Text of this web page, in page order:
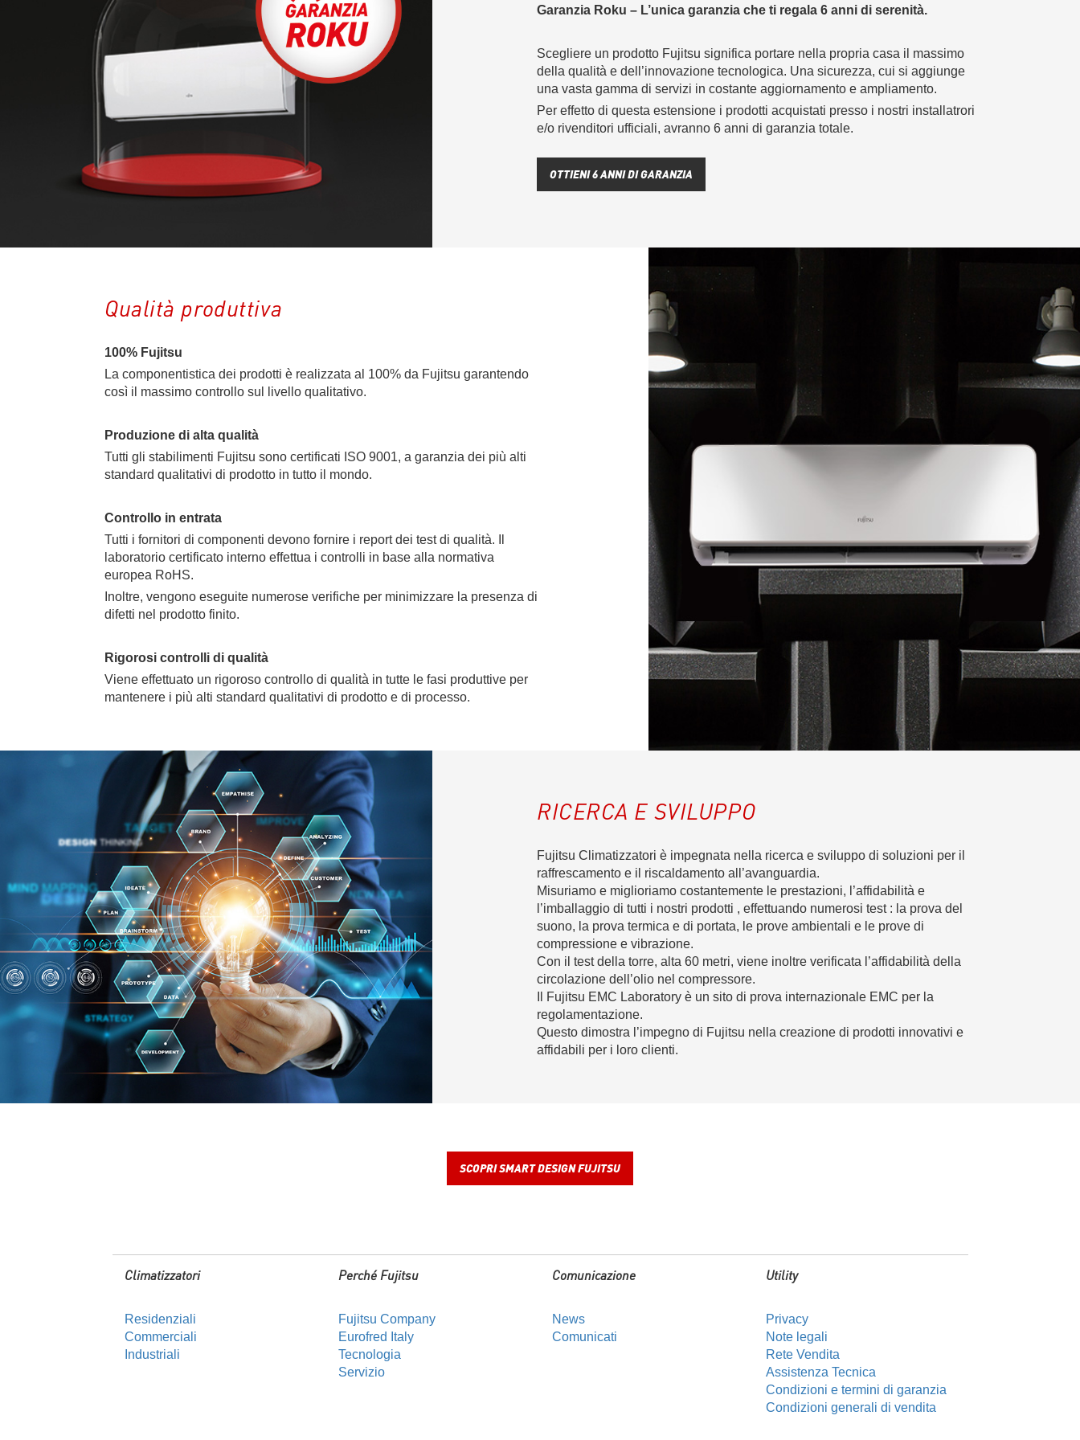
Garanzia Roku – L’unica garanzia che ti regala 6 anni di serenità.
Scegliere un prodotto Fujitsu significa portare nella propria casa il massimo
della qualità e dell’innovazione tecnologica. Una sicurezza, cui si aggiunge
una vasta gamma di servizi in costante aggiornamento e ampliamento.
Per effetto di questa estensione i prodotti acquistati presso i nostri installatrori
e/o rivenditori ufficiali, avranno 6 anni di garanzia totale.
OTTIENI 6 ANNI DI GARANZIA
Qualità produttiva
100% Fujitsu
La componentistica dei prodotti è realizzata al 100% da Fujitsu garantendo
così il massimo controllo sul livello qualitativo.
Produzione di alta qualità
Tutti gli stabilimenti Fujitsu sono certificati ISO 9001, a garanzia dei più alti
standard qualitativi di prodotto in tutto il mondo.
Controllo in entrata
Tutti i fornitori di componenti devono fornire i report dei test di qualità. Il
laboratorio certificato interno effettua i controlli in base alla normativa
europea RoHS.
Inoltre, vengono eseguite numerose verifiche per minimizzare la presenza di
difetti nel prodotto finito.
Rigorosi controlli di qualità
Viene effettuato un rigoroso controllo di qualità in tutte le fasi produttive per
mantenere i più alti standard qualitativi di prodotto e di processo.
RICERCA E SVILUPPO
Fujitsu Climatizzatori è impegnata nella ricerca e sviluppo di soluzioni per il
raffrescamento e il riscaldamento all’avanguardia.
Misuriamo e miglioriamo costantemente le prestazioni, l’affidabilità e
l’imballaggio di tutti i nostri prodotti , effettuando numerosi test : la prova del
suono, la prova termica e di portata, le prove ambientali e le prove di
compressione e vibrazione.
Con il test della torre, alta 60 metri, viene inoltre verificata l’affidabilità della
circolazione dell’olio nel compressore.
Il Fujitsu EMC Laboratory è un sito di prova internazionale EMC per la
regolamentazione.
Questo dimostra l’impegno di Fujitsu nella creazione di prodotti innovativi e
affidabili per i loro clienti.
SCOPRI SMART DESIGN FUJITSU
Climatizzatori
Residenziali
Commerciali
Industriali
Perché Fujitsu
Fujitsu Company
Eurofred Italy
Tecnologia
Servizio
Comunicazione
News
Comunicati
Utility
Privacy
Note legali
Rete Vendita
Assistenza Tecnica
Condizioni e termini di garanzia
Condizioni generali di vendita